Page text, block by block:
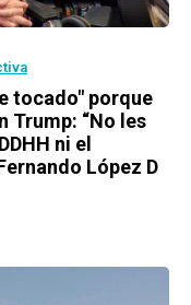
tocado" porque
Trump: “No les
ni el
López D